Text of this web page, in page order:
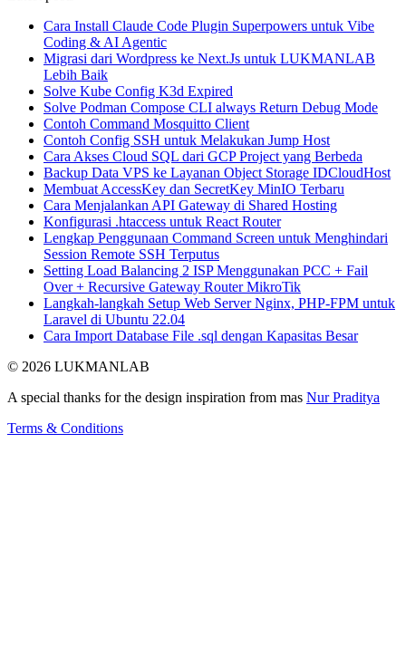
Cara Install Claude Code Plugin Superpowers untuk Vibe
Coding & AI Agentic
Migrasi dari Wordpress ke Next.Js untuk LUKMANLAB
Lebih Baik
Solve Kube Config K3d Expired
Solve Podman Compose CLI always Return Debug Mode
Contoh Command Mosquitto Client
Contoh Config SSH untuk Melakukan Jump Host
Cara Akses Cloud SQL dari GCP Project yang Berbeda
Backup Data VPS ke Layanan Object Storage IDCloudHost
Membuat AccessKey dan SecretKey MinIO Terbaru
Cara Menjalankan API Gateway di Shared Hosting
Konfigurasi .htaccess untuk React Router
Lengkap Penggunaan Command Screen untuk Menghindari
Session Remote SSH Terputus
Setting Load Balancing 2 ISP Menggunakan PCC + Fail
Over + Recursive Gateway Router MikroTik
Langkah-langkah Setup Web Server Nginx, PHP-FPM untuk
Laravel di Ubuntu 22.04
Cara Import Database File .sql dengan Kapasitas Besar
© 2026 LUKMANLAB
A special thanks for the design inspiration from mas Nur Praditya
Terms & Conditions